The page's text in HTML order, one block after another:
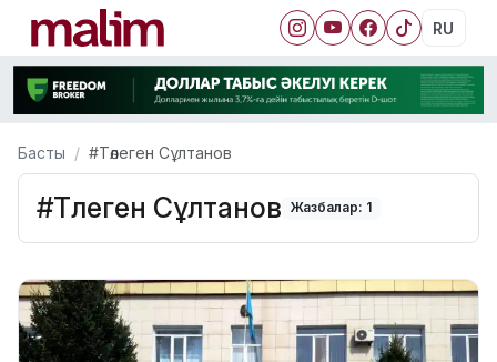
RU
Басты #Төлеген Сұлтанов
#Төлеген Сұлтанов Жазбалар: 1